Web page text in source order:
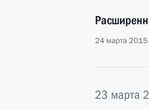
24 марта 2015
23 марта